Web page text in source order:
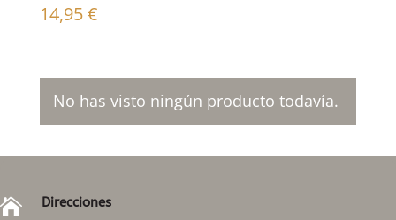
14,95€
No has visto ningún producto todavía.
 Direcciones